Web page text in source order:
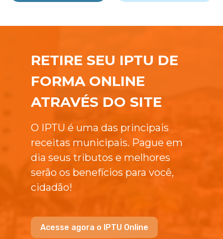
RETIRE SEU IPTU DE
FORMA ONLINE
ATRAVÉS DO SITE
O IPTU é uma das principais
receitas municipais. Pague em
dia seus tributos e melhores
serão os benefícios para você,
cidadão!
Acesse agora o IPTU Online